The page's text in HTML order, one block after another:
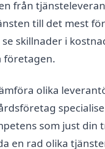
från
till det mest
skillnader i
företagen.
olika
som just din
en rad olika